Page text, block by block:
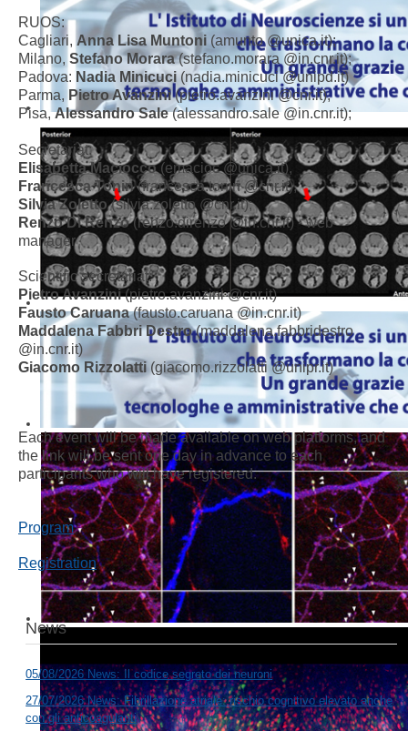
RUOS:
Cagliari, Anna Lisa Muntoni (amunto @unica.it);
Milano, Stefano Morara(stefano.morara @in.cnr.it);
Padova: Nadia Minicuci(nadia.minicuci @unipd.it)
Parma, Pietro Avanzini(pietro.avanzini @cnr.it),
Pisa,Alessandro Sale(alessandro.sale @in.cnr.it);
Secretariat:
Elisabetta Maciocco(emacioc @unica.it),
Francesca Tonin(francesca.tonin @cnr.it),
Silvia Zoletto(silvia.zoletto @cnr.it);
Renzo Di Renzo(renzo.direnzo @in.cnr.it) -web
manager
Scientific secretariat:
Pietro Avanzini(pietro.avanzini @cnr.it)
Fausto Caruana(fausto.caruana @in.cnr.it)
Maddalena Fabbri Destro(maddalena.fabbridestro
@in.cnr.it)
Giacomo Rizzolatti (giacomo.rizzolatti @unipr.it)
Each event will be made available on web platforms, and
the link will be sent one day in advance to each
participants who will have registered.
Program
Registration
News
05/08/2026 News: Il codice segreto dei neuroni
27/07/2026 News: Fibrillazione atriale: rischio cognitivo elevato anche
con gli anticoagulanti